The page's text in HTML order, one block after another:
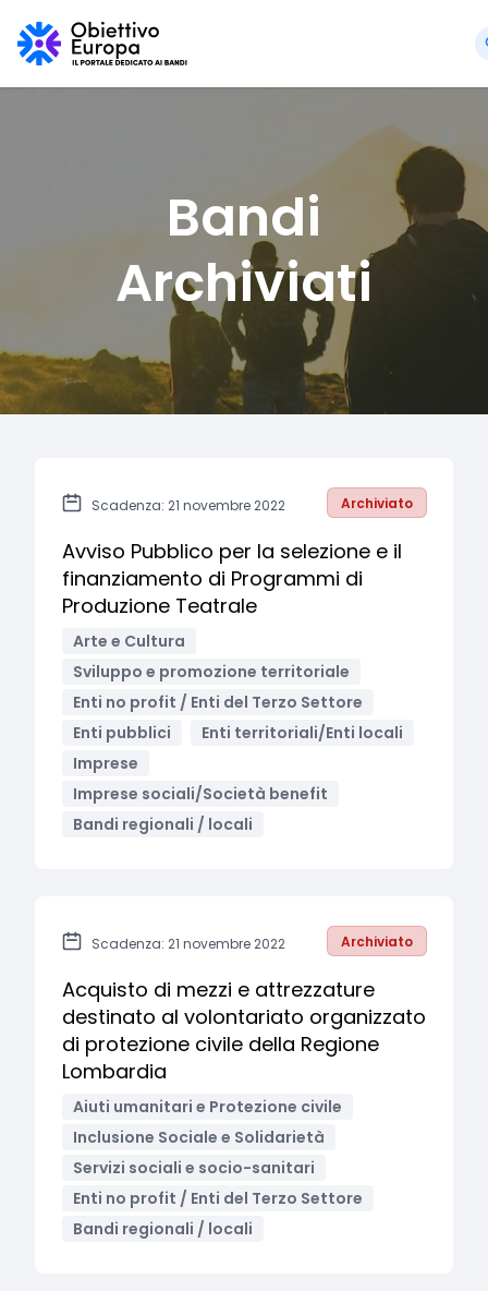
Bandi
Archiviati
Scadenza: 21 novembre 2022 Archiviato
Avviso Pubblico per la selezione e il
finanziamento di Programmi di
Produzione Teatrale
Arte e Cultura
Sviluppo e promozione territoriale
Enti no profit / Enti del Terzo Settore
Enti pubblici
Enti territoriali/Enti locali
Imprese
Imprese sociali/Società benefit
Bandi regionali / locali
Scadenza: 21 novembre 2022 Archiviato
Acquisto di mezzi e attrezzature
destinato al volontariato organizzato
di protezione civile della Regione
Lombardia
Aiuti umanitari e Protezione civile
Inclusione Sociale e Solidarietà
Servizi sociali e socio-sanitari
Enti no profit / Enti del Terzo Settore
Bandi regionali / locali